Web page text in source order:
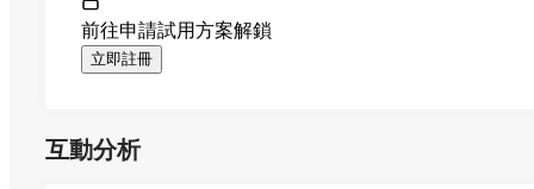
前往申請試用方案解鎖
立即註冊
互動分析